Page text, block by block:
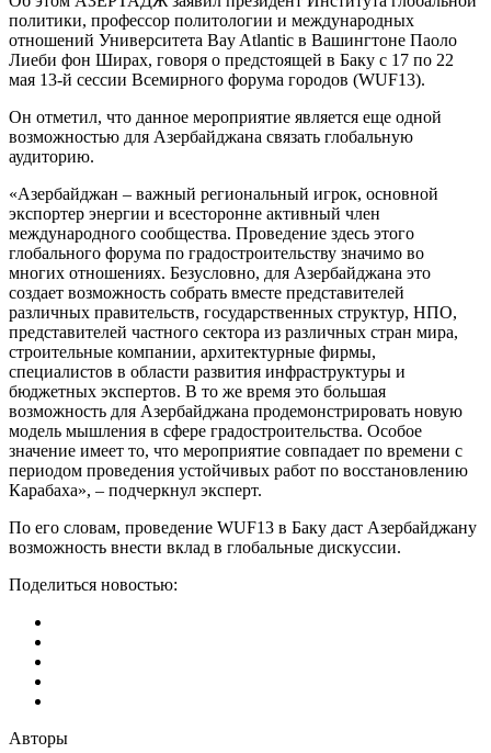
политики, профессор политологии и международных
отношений Университета Bay Atlantic в Вашингтоне Паоло
Лиеби фон Ширах, говоря о предстоящей в Баку с 17 по 22
мая 13-й сессии Всемирного форума городов (WUF13).
Он отметил, что данное мероприятие является еще одной
возможностью для Азербайджана связать глобальную
аудиторию.
«Азербайджан – важный региональный игрок, основной
экспортер энергии и всесторонне активный член
международного сообщества. Проведение здесь этого
глобального форума по градостроительству значимо во
многих отношениях. Безусловно, для Азербайджана это
создает возможность собрать вместе представителей
различных правительств, государственных структур, НПО,
представителей частного сектора из различных стран мира,
строительные компании, архитектурные фирмы,
специалистов в области развития инфраструктуры и
бюджетных экспертов. В то же время это большая
возможность для Азербайджана продемонстрировать новую
модель мышления в сфере градостроительства. Особое
значение имеет то, что мероприятие совпадает по времени с
периодом проведения устойчивых работ по восстановлению
Карабаха», – подчеркнул эксперт.
По его словам, проведение WUF13 в Баку даст Азербайджану
возможность внести вклад в глобальные дискуссии.
Поделиться новостью:
Авторы